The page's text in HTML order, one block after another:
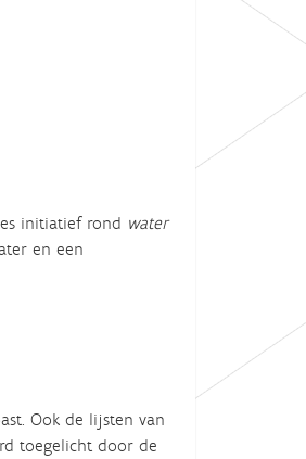
initiatief rond water
en een
Ook de lijsten van
toegelicht door de